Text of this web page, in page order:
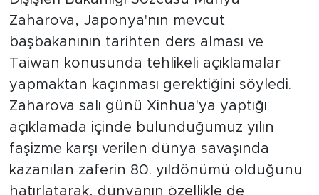
Zaharova, Japonya'nın mevcut
başbakanının tarihten ders alması ve
Taiwan konusunda tehlikeli açıklamalar
yapmaktan kaçınması gerektiğini söyledi.
Zaharova salı günü Xinhua'ya yaptığı
açıklamada içinde bulunduğumuz yılın
faşizme karşı verilen dünya savaşında
kazanılan zaferin 80. yıldönümü olduğunu
hatırlatarak, dünyanın özellikle de
Foto Haber
Xinhua
Xinhua Türkiye